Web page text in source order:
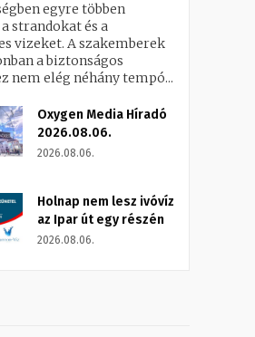
egyre többen
strandokat és a
vizeket. A szakemberek
a biztonságos
nem elég néhány tempó...
Oxygen Media Híradó
2026.08.06.
2026.08.06.
Holnap nem lesz ivóvíz
az Ipar út egy részén
2026.08.06.